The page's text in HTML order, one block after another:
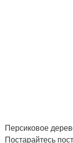
Персиковое
Постарайтесь